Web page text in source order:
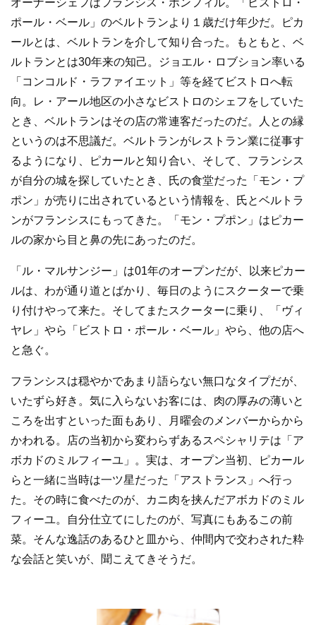
ポール・ベール」のベルトランより１歳だけ年少だ。ピカ
ールとは、ベルトランを介して知り合った。もともと、ベ
ルトランとは30年来の知己。ジョエル・ロブション率いる
「コンコルド・ラファイエット」等を経てビストロへ転
向。レ・アール地区の小さなビストロのシェフをしていた
とき、ベルトランはその店の常連客だったのだ。人との縁
というのは不思議だ。ベルトランがレストラン業に従事す
るようになり、ピカールと知り合い、そして、フランシス
が自分の城を探していたとき、氏の食堂だった「モン・プ
ポン」が売りに出されているという情報を、氏とベルトラ
ンがフランシスにもってきた。「モン・プポン」はピカー
ルの家から目と鼻の先にあったのだ。
「ル・マルサンジー」は01年のオープンだが、以来ピカー
ルは、わが通り道とばかり、毎日のようにスクーターで乗
り付けやって来た。そしてまたスクーターに乗り、「ヴィ
ヤレ」やら「ビストロ・ポール・ベール」やら、他の店へ
と急ぐ。
フランシスは穏やかであまり語らない無口なタイプだが、
いたずら好き。気に入らないお客には、肉の厚みの薄いと
ころを出すといった面もあり、月曜会のメンバーからから
かわれる。店の当初から変わらずあるスペシャリテは「ア
ボカドのミルフィーユ」。実は、オープン当初、ピカール
らと一緒に当時は一ツ星だった「アストランス」へ行っ
た。その時に食べたのが、カニ肉を挟んだアボカドのミル
フィーユ。自分仕立てにしたのが、写真にもあるこの前
菜。そんな逸話のあるひと皿から、仲間内で交わされた粋
な会話と笑いが、聞こえてきそうだ。